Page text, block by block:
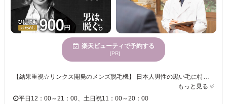
楽天ビューティで予約する
[PR]
【結果重視☆リンクス開発のメンズ脱毛機】 日本人男性の黒い毛に特化した、男性専用脱毛機をリンクスが完全独自開発。 提携メーカーと共に、部品の一つひとつ上質なものを厳選しながら改良を重ねることで高い脱毛効果と安全性の両立を実現しました♪ 男性の太い毛でも痛みを軽減できるよう、冷却機能を極限まで高めることに成功☆ お客様の肌質・毛質に合わせしっかりと毛にアプローチしていきます。 【男性脱毛技能士】 男性脱毛技能士達がどんなお悩みもお伺いします！ 男性だからこそのお悩みもお気軽にご相談ください♪ お肌の状態・毛量・お悩みに合わせた最適なプランをご提案します☆ 当日予約大歓迎♪ 完全予約制ですのでお電話にてお問い合わせください☆
もっと見る
平日12：00～21：00、土日祝11：00～20：00